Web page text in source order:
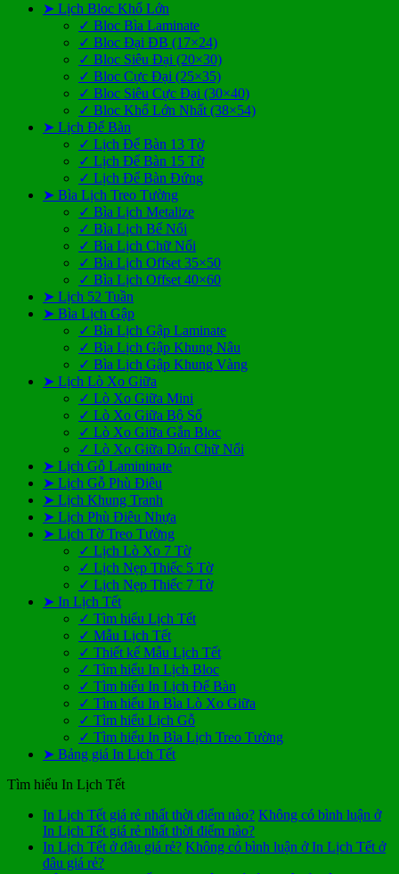
➤ Lịch Bloc Khổ Lớn
✓ Bloc Bìa Laminate
✓ Bloc Đại ĐB (17×24)
✓ Bloc Siêu Đại (20×30)
✓ Bloc Cực Đại (25×35)
✓ Bloc Siêu Cực Đại (30×40)
✓ Bloc Khổ Lớn Nhất (38×54)
➤ Lịch Để Bàn
✓ Lịch Để Bàn 13 Tờ
✓ Lịch Để Bàn 15 Tờ
✓ Lịch Để Bàn Đứng
➤ Bìa Lịch Treo Tường
✓ Bìa Lịch Metalize
✓ Bìa Lịch Bế Nổi
✓ Bìa Lịch Chữ Nổi
✓ Bìa Lịch Offset 35×50
✓ Bìa Lịch Offset 40×60
➤ Lịch 52 Tuần
➤ Bìa Lịch Gập
✓ Bìa Lịch Gập Laminate
✓ Bìa Lịch Gập Khung Nâu
✓ Bìa Lịch Gập Khung Vàng
➤ Lịch Lò Xo Giữa
✓ Lò Xo Giữa Mini
✓ Lò Xo Giữa Bộ Số
✓ Lò Xo Giữa Gắn Bloc
✓ Lò Xo Giữa Dán Chữ Nổi
➤ Lịch Gỗ Lamininate
➤ Lịch Gỗ Phù Điêu
➤ Lịch Khung Tranh
➤ Lịch Phù Điêu Nhựa
➤ Lịch Tờ Treo Tường
✓ Lịch Lò Xo 7 Tờ
✓ Lịch Nẹp Thiếc 5 Tờ
✓ Lịch Nẹp Thiếc 7 Tờ
➤ In Lịch Tết
✓ Tìm hiểu Lịch Tết
✓ Mẫu Lịch Tết
✓ Thiết kế Mẫu Lịch Tết
✓ Tìm hiểu In Lịch Bloc
✓ Tìm hiểu In Lịch Để Bàn
✓ Tìm hiểu In Bìa Lò Xo Giữa
✓ Tìm hiểu Lịch Gỗ
✓ Tìm hiểu In Bìa Lịch Treo Tường
➤ Bảng giá In Lịch Tết
Tìm hiểu In Lịch Tết
In Lịch Tết giá rẻ nhất thời điểm nào? Không có bình luận ở
In Lịch Tết giá rẻ nhất thời điểm nào?
In Lịch Tết ở đâu giá rẻ? Không có bình luận ở In Lịch Tết ở
đâu giá rẻ?